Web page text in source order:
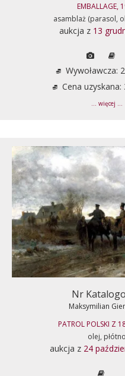
EMBALLAGE,
asamblaż (parasol,
aukcja z 13
Wywoławcza:
Cena uzyskana:
... więcej ...
Nr
Maksymilian
PATROL POLSKI Z
olej, płótno
aukcja z 24